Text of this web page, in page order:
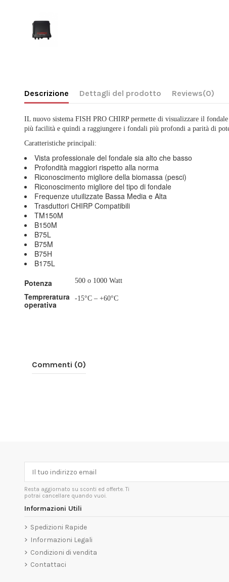
Descrizione Dettagli del prodotto Reviews(0)
IL nuovo sistema FISH PRO CHIRP permette di visualizzare il
più facilità e quindi a raggiungere i fondali più profondi a parità di
Caratteristiche principali:
Vista professionale del fondale sia alto che basso
Profondità maggiori rispetto alla norma
Riconoscimento migliore della biomassa (pesci)
Riconoscimento migliore del tipo di fondale
Frequenze utuilizzate Bassa Media e Alta
Trasduttori CHIRP Compatibili
TM150M
B150M
B75L
B75M
B75H
B175L
Potenza
500 o 1000 Watt
Tempreratura
operativa
-15°C – +60°C
Commenti (0)
Resta aggiornato su sconti ed offerte. Ti
potrai cancellare quando vuoi.
Informazioni Utili
Spedizioni Rapide
Informazioni Legali
Condizioni di vendita
Contattaci